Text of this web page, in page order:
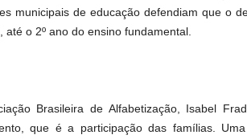
municipais de educação defendiam que o
até o 2º ano do ensino fundamental.
Brasileira de Alfabetização, Isabel
que é a participação das famílias.